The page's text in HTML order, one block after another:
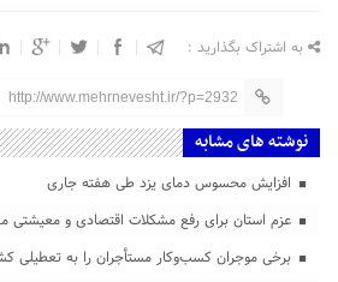
به اشتراک بگذارید :
http://www.mehrnevesht.ir/?p=2932
نوشته های مشابه
افزایش محسوس دمای یزد طی هفته جاری
عزم استان برای رفع مشکلات اقتصادی و معیشتی
برخی موجران کسب‌وکار مستأجران را به تعطیلی